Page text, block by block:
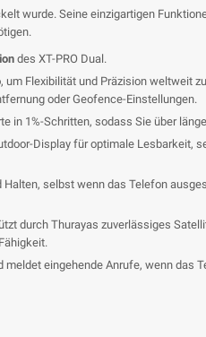
wurde. Seine einzigartigen
des XT-PRO Dual.
, um Flexibilität und Präzision weltweit
oder Geofence-Einstellungen.
in 1%-Schritten, sodass Sie über
Display für optimale Lesbarkeit,
selbst wenn das Telefon
durch Thurayas zuverlässiges
eingehende Anrufe, wenn das